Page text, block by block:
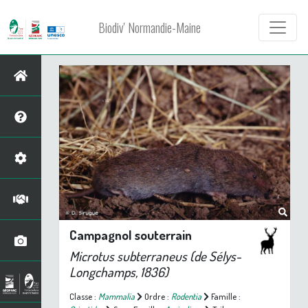
Biodiv' Normandie-Maine
Campagnol souterrain
Microtus subterraneus(de Sélys-
Longchamps, 1836)
Classe : Mammalia Ordre : Rodentia
Famille :